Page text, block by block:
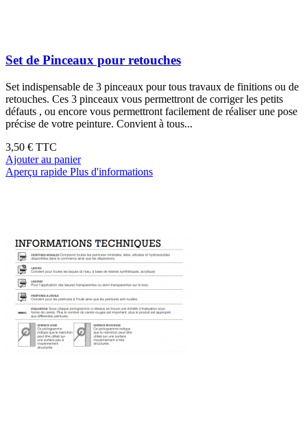
Set de Pinceaux pour retouches
Set indispensable de 3 pinceaux pour tous travaux de finitions ou de
retouches. Ces 3 pinceaux vous permettront de corriger les petits
défauts , ou encore vous permettront facilement de réaliser une pose
précise de votre peinture. Convient à tous...
3,50 € TTC
Ajouter au panier
Aperçu rapide Plus d'informations